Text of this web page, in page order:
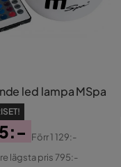
led lampa MSpa
Förr1 129:-
lägsta pris 795:-